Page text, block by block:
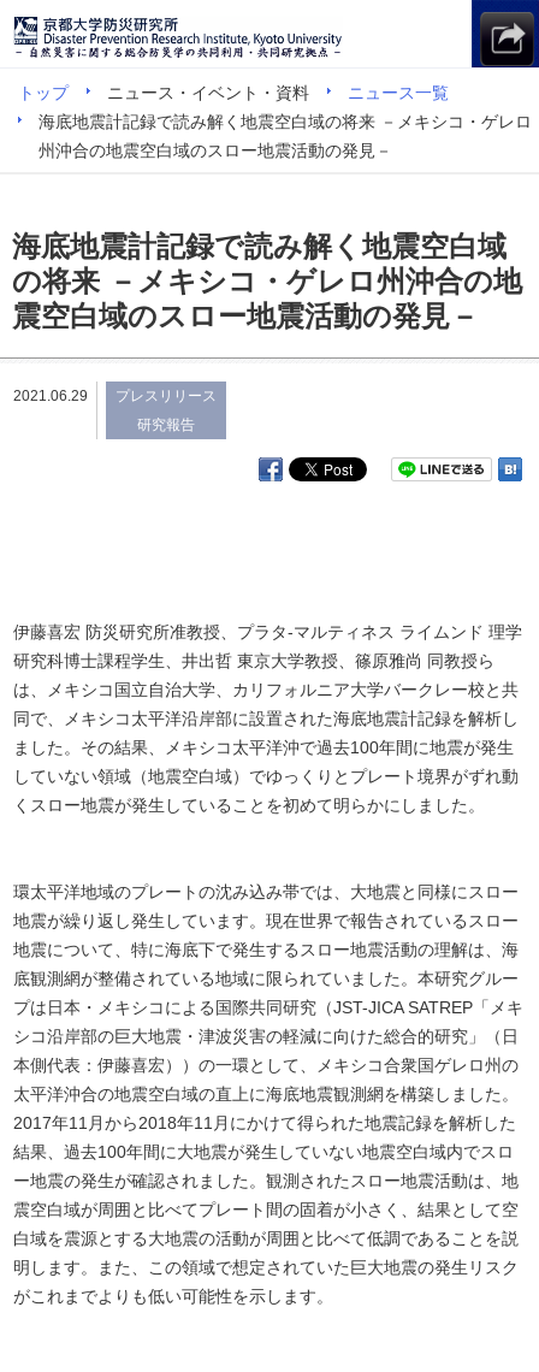
トップ ニュース・イベント・資料
ニュース一覧
海底地震計記録で読み解く地震空白域の将来 －メキシコ・ゲレロ
州沖合の地震空白域のスロー地震活動の発見－
海底地震計記録で読み解く地震空白域
の将来 －メキシコ・ゲレロ州沖合の地
震空白域のスロー地震活動の発見－
2021.06.29
プレスリリース
研究報告
伊藤喜宏 防災研究所准教授、プラタ-マルティネス ライムンド 理学
研究科博士課程学生、井出哲 東京大学教授、篠原雅尚 同教授ら
は、メキシコ国立自治大学、カリフォルニア大学バークレー校と共
同で、メキシコ太平洋沿岸部に設置された海底地震計記録を解析し
ました。その結果、メキシコ太平洋沖で過去100年間に地震が発生
していない領域（地震空白域）でゆっくりとプレート境界がずれ動
くスロー地震が発生していることを初めて明らかにしました。
環太平洋地域のプレートの沈み込み帯では、大地震と同様にスロー
地震が繰り返し発生しています。現在世界で報告されているスロー
地震について、特に海底下で発生するスロー地震活動の理解は、海
底観測網が整備されている地域に限られていました。本研究グルー
プは日本・メキシコによる国際共同研究（JST-JICA SATREP「メキ
シコ沿岸部の巨大地震・津波災害の軽減に向けた総合的研究」（日
本側代表：伊藤喜宏））の一環として、メキシコ合衆国ゲレロ州の
太平洋沖合の地震空白域の直上に海底地震観測網を構築しました。
2017年11月から2018年11月にかけて得られた地震記録を解析した
結果、過去100年間に大地震が発生していない地震空白域内でスロ
ー地震の発生が確認されました。観測されたスロー地震活動は、地
震空白域が周囲と比べてプレート間の固着が小さく、結果として空
白域を震源とする大地震の活動が周囲と比べて低調であることを説
明します。また、この領域で想定されていた巨大地震の発生リスク
がこれまでよりも低い可能性を示します。